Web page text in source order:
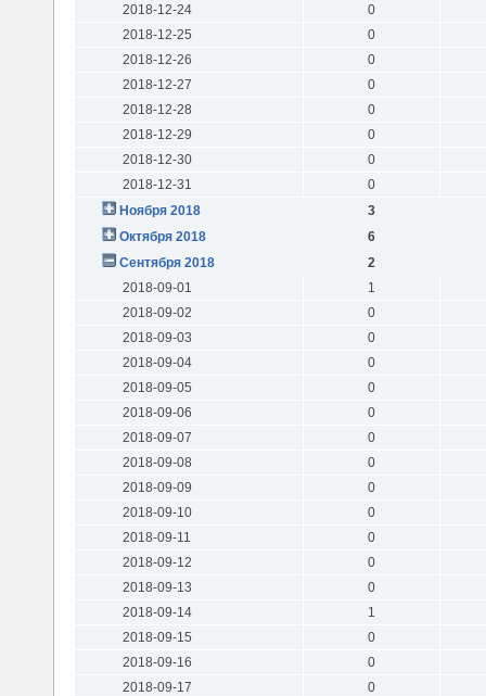
2018-12-24
0
2018-12-25
0
2018-12-26
0
2018-12-27
0
2018-12-28
0
2018-12-29
0
2018-12-30
0
2018-12-31
0
Ноября 2018
3
Октября 2018
6
Сентября 2018
2
2018-09-01
1
2018-09-02
0
2018-09-03
0
2018-09-04
0
2018-09-05
0
2018-09-06
0
2018-09-07
0
2018-09-08
0
2018-09-09
0
2018-09-10
0
2018-09-11
0
2018-09-12
0
2018-09-13
0
2018-09-14
1
2018-09-15
0
2018-09-16
0
2018-09-17
0